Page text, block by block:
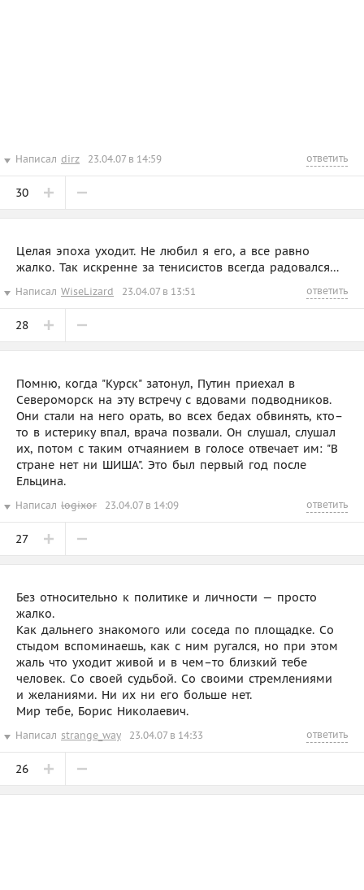
Написал dirz 23.04.07 в 14:59 ответить
30
Целая эпоха уходит. Не любил я его, а все равно
жалко. Так искренне за тенисистов всегда радовался…
Написал WiseLizard 23.04.07 в 13:51 ответить
28
Помню, когда "Курск" затонул, Путин приехал в
Североморск на эту встречу с вдовами подводников.
Они стали на него орать, во всех бедах обвинять, кто–
то в истерику впал, врача позвали. Он слушал, слушал
их, потом с таким отчаянием в голосе отвечает им: "В
стране нет ни ШИША". Это был первый год после
Ельцина.
Написал logixor 23.04.07 в 14:09 ответить
27
Без относительно к политике и личности — просто
жалко.
Как дальнего знакомого или соседа по площадке. Со
стыдом вспоминаешь, как с ним ругался, но при этом
жаль что уходит живой и в чем–то близкий тебе
человек. Со своей судьбой. Со своими стремлениями
и желаниями. Ни их ни его больше нет.
Мир тебе, Борис Николаевич.
Написал strange_way 23.04.07 в 14:33 ответить
26